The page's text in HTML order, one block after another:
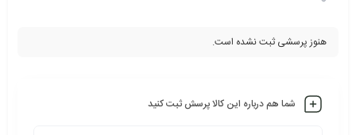
هنوز پرسشی ثبت نشده است.
شما هم درباره این کالا پرسش ثبت کنید